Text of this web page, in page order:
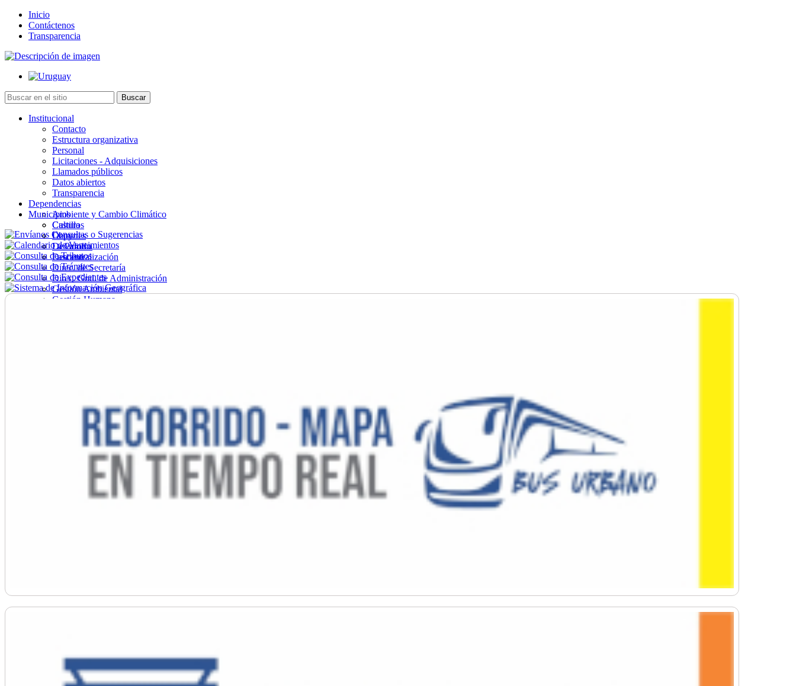
Inicio
Contáctenos
Transparencia
Institucional
Contacto
Estructura organizativa
Personal
Licitaciones - Adquisiciones
Llamados públicos
Datos abiertos
Transparencia
Dependencias
Ambiente y Cambio Climático
Cultura
Deportes
Desarrollo
Descentralización
Direc. de Secretaría
Direc. Gral. de Administración
Gestión Ambiental
Gestión Humana
Municipios
Castillos
Chuy
La Paloma
Lascano